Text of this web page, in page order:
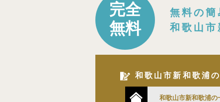
完全
無料
無料の簡
和歌山市
和歌山市新和歌浦
和歌山市新和歌浦の